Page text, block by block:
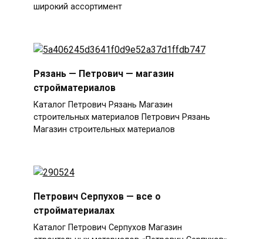
широкий ассортимент
Рязань — Петрович — магазин
стройматериалов
Каталог Петрович Рязань Магазин
строительных материалов Петрович Рязань
Магазин строительных материалов
Петрович Серпухов — все о
стройматериалах
Каталог Петрович Серпухов Магазин